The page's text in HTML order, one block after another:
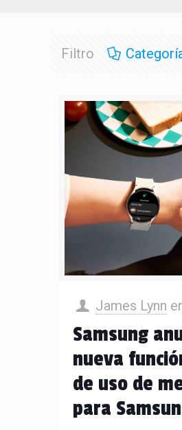
Filtro
James Lynn
Samsung
nueva
de uso de
para